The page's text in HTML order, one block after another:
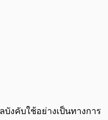
งคับใช้อย่างเป็นทางการ